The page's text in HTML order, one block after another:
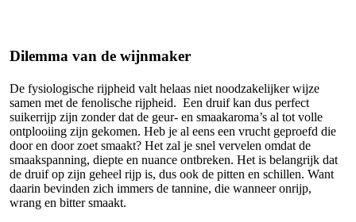
Dilemma van de wijnmaker
De fysiologische rijpheid valt helaas niet noodzakelijker wijze
samen met de fenolische rijpheid. Een druif kan dus perfect
suikerrijp zijn zonder dat de geur- en smaakaroma’s al tot volle
ontplooiing zijn gekomen. Heb je al eens een vrucht geproefd die
door en door zoet smaakt? Het zal je snel vervelen omdat de
smaakspanning, diepte en nuance ontbreken. Het is belangrijk dat
de druif op zijn geheel rijp is, dus ook de pitten en schillen. Want
daarin bevinden zich immers de tannine, die wanneer onrijp,
wrang en bitter smaakt.